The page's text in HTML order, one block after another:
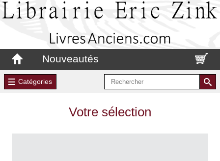
Nouveautés
Catégories
Votre sélection